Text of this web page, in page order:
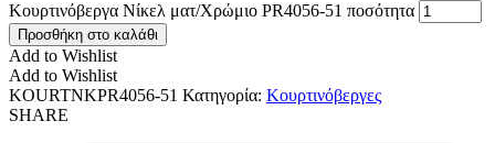
Κουρτινόβεργα Νίκελ ματ/Χρώμιο PR4056-51 ποσότητα
Προσθήκη στο καλάθι
Add to Wishlist
Add to Wishlist
KOURTNKPR4056-51 Κατηγορία: Κουρτινόβεργες
SHARE